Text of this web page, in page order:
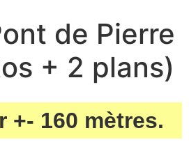
de Pierre
+ 2 plans)
+- 160 mètres.